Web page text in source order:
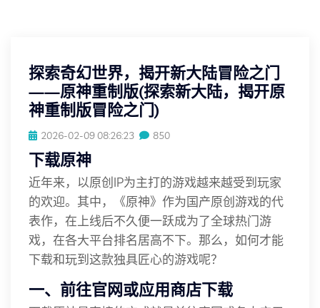
探索奇幻世界，揭开新大陆冒险之门
——原神重制版(探索新大陆，揭开原
神重制版冒险之门)
2026-02-09 08:26:23 850
下载原神
近年来，以原创IP为主打的游戏越来越受到玩家
的欢迎。其中，《原神》作为国产原创游戏的代
表作，在上线后不久便一跃成为了全球热门游
戏，在各大平台排名居高不下。那么，如何才能
下载和玩到这款独具匠心的游戏呢？
一、前往官网或应用商店下载